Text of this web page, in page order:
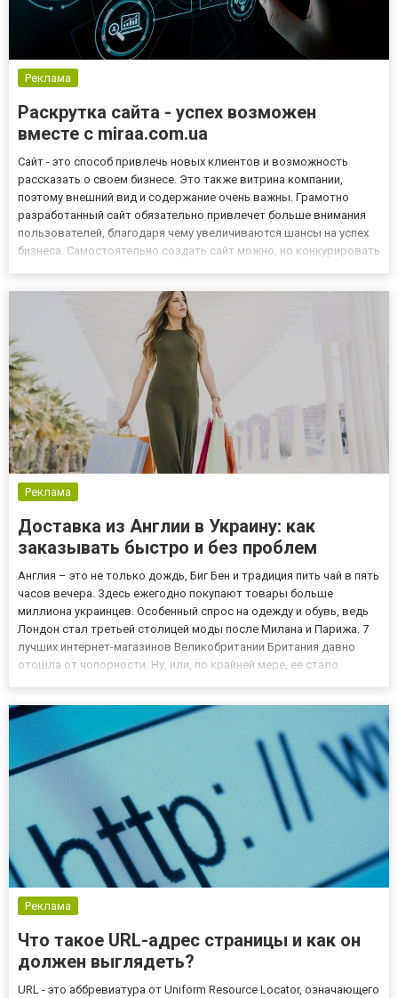
Реклама
Раскрутка сайта - успех возможен
вместе с miraa.com.ua
Сайт - это способ привлечь новых клиентов и возможность
рассказать о своем бизнесе. Это также витрина компании,
поэтому внешний вид и содержание очень важны. Грамотно
разработанный сайт обязательно привлечет больше внимания
пользователей, благодаря чему увеличиваются шансы на успех
бизнеса. Самостоятельно создать сайт можно, но конкурировать
Реклама
Доставка из Англии в Украину: как
заказывать быстро и без проблем
Англия – это не только дождь, Биг Бен и традиция пить чай в пять
часов вечера. Здесь ежегодно покупают товары больше
миллиона украинцев. Особенный спрос на одежду и обувь, ведь
Лондон стал третьей столицей моды после Милана и Парижа. 7
лучших интернет-магазинов Великобритании Британия давно
отошла от чопорности. Ну, или, по крайней мере, ее стало
добро...
Реклама
Что такое URL-адрес страницы и как он
должен выглядеть?
URL - это аббревиатура от Uniform Resource Locator, означающего